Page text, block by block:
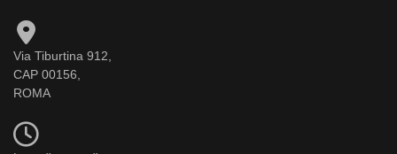
Via Tiburtina 912,
CAP 00156,
ROMA